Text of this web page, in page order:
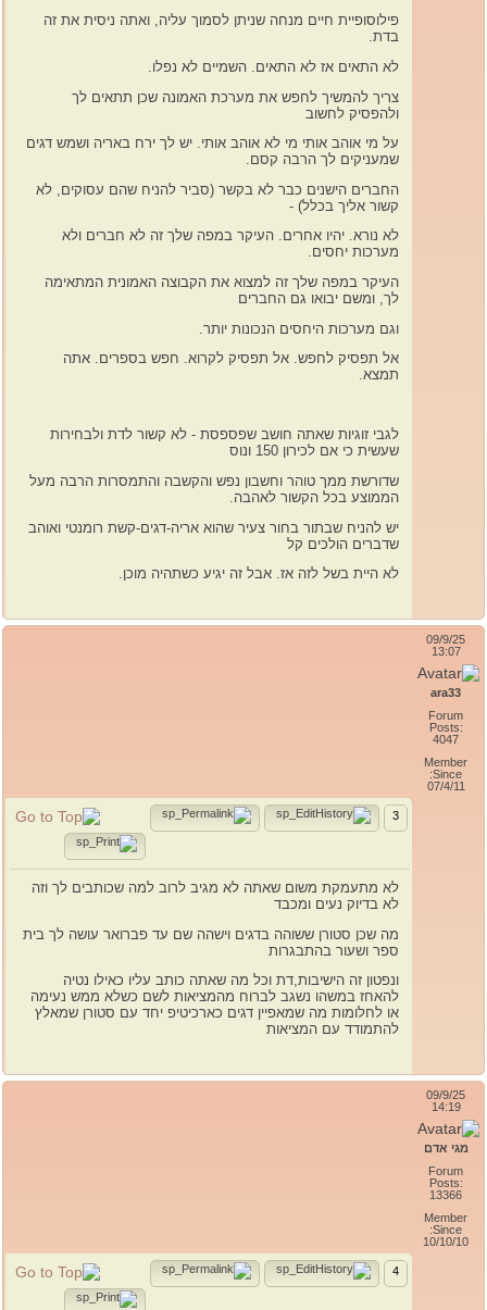
פילוסופיית חיים מנחה שניתן לסמוך עליה, ואתה ניסית את זה
בדת.
לא התאים אז לא התאים. השמיים לא נפלו.
צריך להמשיך לחפש את מערכת האמונה שכן תתאים לך
ולהפסיק לחשוב
על מי אוהב אותי מי לא אוהב אותי. יש לך ירח באריה ושמש דגים
שמעניקים לך הרבה קסם.
החברים הישנים כבר לא בקשר (סביר להניח שהם עסוקים, לא
קשור אליך בכלל) -
לא נורא. יהיו אחרים. העיקר במפה שלך זה לא חברים ולא
מערכות יחסים.
העיקר במפה שלך זה למצוא את הקבוצה האמונית המתאימה
לך, ומשם יבואו גם החברים
וגם מערכות היחסים הנכונות יותר.
אל תפסיק לחפש. אל תפסיק לקרוא. חפש בספרים. אתה
תמצא.
לגבי זוגיות שאתה חושב שפספסת - לא קשור לדת ולבחירות
שעשית כי אם לכירון 150 ונוס
שדורשת ממך טוהר וחשבון נפש והקשבה והתמסרות הרבה מעל
הממוצע בכל הקשור לאהבה.
יש להניח שבתור בחור צעיר שהוא אריה-דגים-קשת רומנטי ואוהב
שדברים הולכים קל
לא היית בשל לזה אז. אבל זה יגיע כשתהיה מוכן.
09/9/25
13:07
ara33
Forum
Posts:
4047
Member
Since:
07/4/11
3
לא מתעמקת משום שאתה לא מגיב לרוב למה שכותבים לך וזה
לא בדיוק נעים ומכבד
מה שכן סטורן ששוהה בדגים וישהה שם עד פברואר עושה לך בית
ספר ושעור בהתבגרות
ונפטון זה הישיבות,דת וכל מה שאתה כותב עליו כאילו נטיה
להאחז במשהו נשגב לברוח מהמציאות לשם כשלא ממש נעימה
או לחלומות מה שמאפיין דגים כארכיטיפ יחד עם סטורן שמאלץ
להתמודד עם המציאות
09/9/25
14:19
מגי אדם
Forum
Posts:
13366
Member
Since:
10/10/10
4